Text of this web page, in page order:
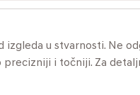
u stvarnosti. Ne
i točniji. Za